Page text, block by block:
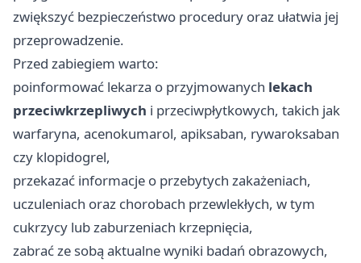
zwiększyć bezpieczeństwo procedury oraz ułatwia jej
przeprowadzenie.
Przed zabiegiem warto:
poinformować lekarza o przyjmowanych lekach
przeciwkrzepliwych i przeciwpłytkowych, takich jak
warfaryna, acenokumarol, apiksaban, rywaroksaban
czy klopidogrel,
przekazać informacje o przebytych zakażeniach,
uczuleniach oraz chorobach przewlekłych, w tym
cukrzycy lub zaburzeniach krzepnięcia,
zabrać ze sobą aktualne wyniki badań obrazowych,